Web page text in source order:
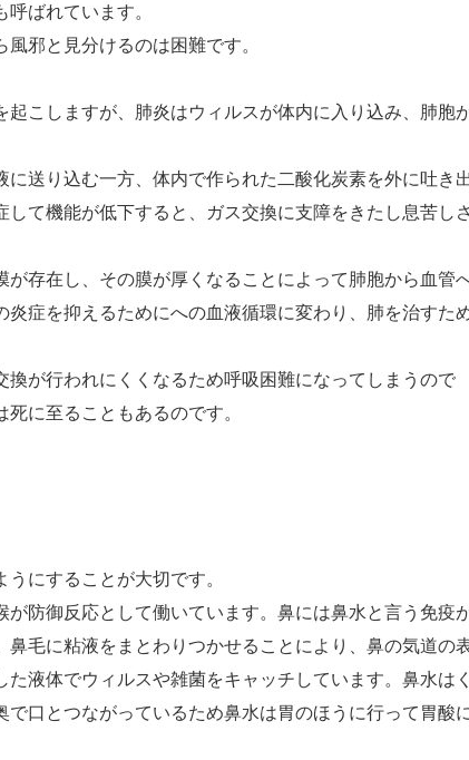
ばれています。
邪と見分けるのは困難です。
こしますが、肺炎はウィルスが体内に入り込み、肺胞
送り込む一方、体内で作られた二酸化炭素を外に吐き
て機能が低下すると、ガス交換に支障をきたし息苦しさ
存在し、その膜が厚くなることによって肺胞から血管
症を抑えるためにへの血液循環に変わり、肺を治すた
が行われにくくなるため呼吸困難になってしまうので
に至ることもあるのです。
にすることが大切です。
防御反応として働いています。鼻には鼻水と言う免疫
毛に粘液をまとわりつかせることにより、鼻の気道の
液体でウィルスや雑菌をキャッチしています。鼻水はく
口とつながっているため鼻水は胃のほうに行って胃酸